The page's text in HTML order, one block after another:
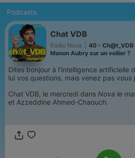
Podcasts
Chat VDB
Radio Nova
40 - Ch@t_VDB
Manon Aubry sur un voilier ?
Dites bonjour à l’intelligence artificielle
lui vos questions, mais venez pas vous
Chat VDB, le mercredi dans Nova le
et Azzeddine Ahmed-Chaouch.